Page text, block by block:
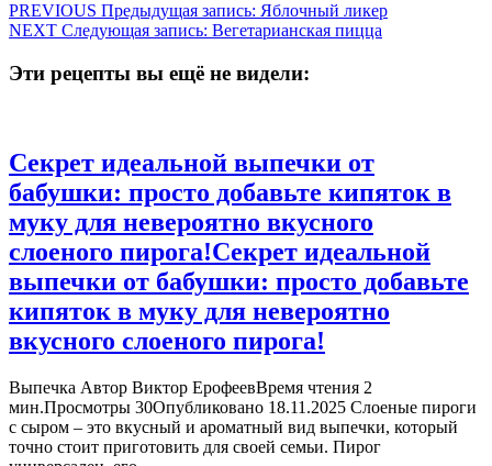
PREVIOUS Предыдущая запись: Яблочный ликер
NEXT Следующая запись: Вегетарианская пицца
Эти рецепты вы ещё не видели:
Секрет идеальной выпечки от
бабушки: просто добавьте кипяток в
муку для невероятно вкусного
слоеного пирога!Секрет идеальной
выпечки от бабушки: просто добавьте
кипяток в муку для невероятно
вкусного слоеного пирога!
Выпечка Автор Виктор ЕрофеевВремя чтения 2
мин.Просмотры 30Опубликовано 18.11.2025 Слоеные пироги
с сыром – это вкусный и ароматный вид выпечки, который
точно стоит приготовить для своей семьи. Пирог